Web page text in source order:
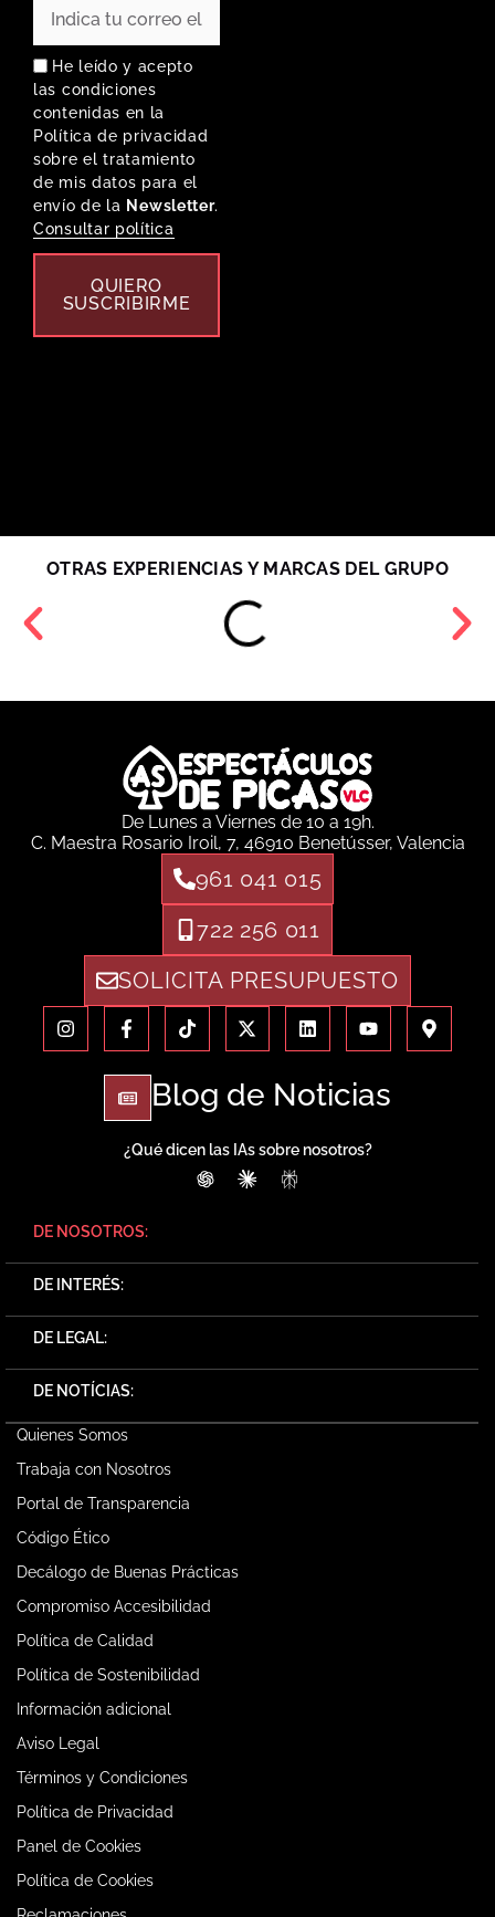
He leído y acepto
las condiciones
contenidas en la
Política de privacidad
sobre el tratamiento
de mis datos para el
envío de la Newsletter.
Consultar política
QUIERO
SUSCRIBIRME
OTRAS EXPERIENCIAS Y MARCAS DEL GRUPO
De Lunes a Viernes de 10 a 19h.
C. Maestra Rosario Iroil, 7, 46910 Benetússer, Valencia
961 041 015
722 256 011
SOLICITA PRESUPUESTO
Blog de Noticias
¿Qué dicen las IAs sobre nosotros?
ChatGPTClaudePerplexity
DE NOSOTROS:
DE INTERÉS:
DE LEGAL:
DE NOTÍCIAS:
Quienes Somos
Trabaja con Nosotros
Portal de Transparencia
Código Ético
Decálogo de Buenas Prácticas
Compromiso Accesibilidad
Política de Calidad
Política de Sostenibilidad
Información adicional
Aviso Legal
Términos y Condiciones
Política de Privacidad
Panel de Cookies
Política de Cookies